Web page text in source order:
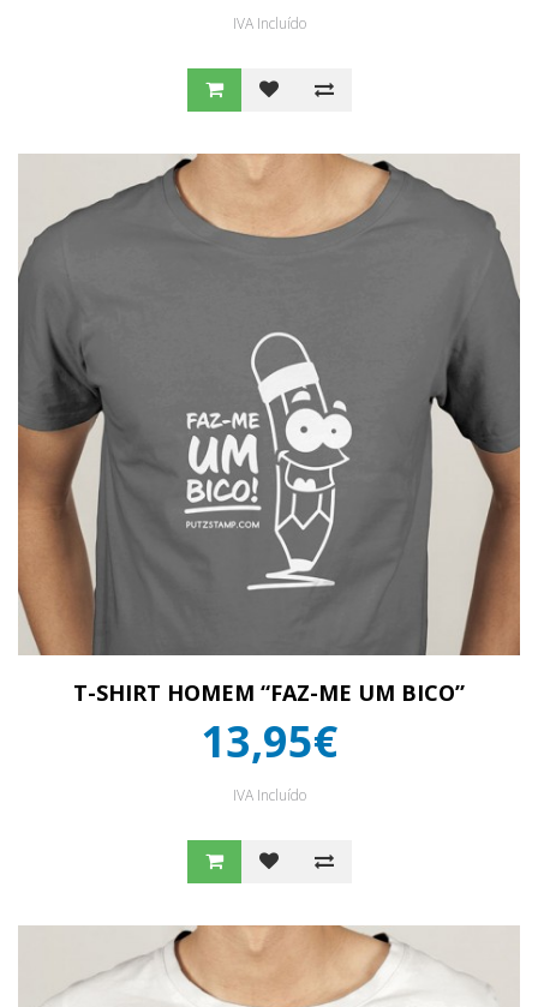
IVA Incluído
T-SHIRT HOMEM “FAZ-ME UM BICO”
13,95€
IVA Incluído